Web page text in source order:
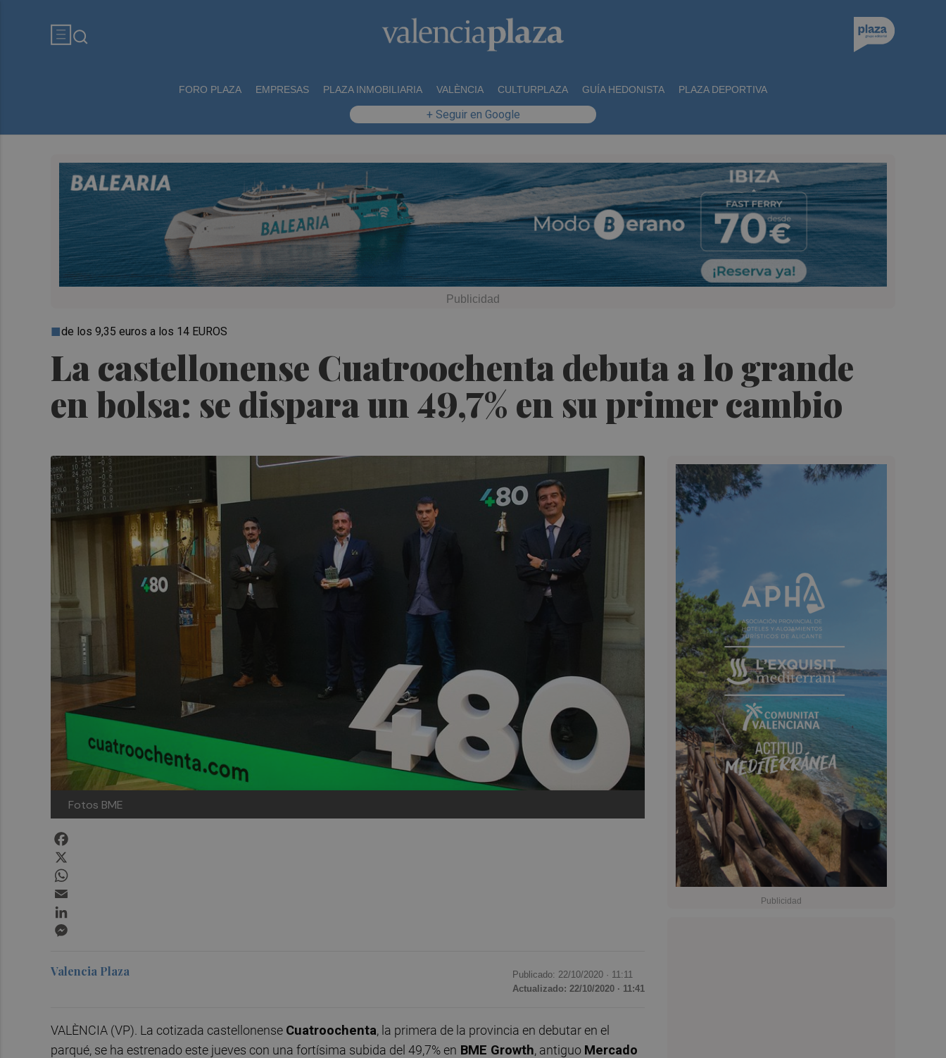
FORO PLAZA EMPRESAS PLAZA INMOBILIARIA VALÈNCIA CULTURPLAZA GUÍA HEDONISTA PLAZA DEPORTIVA
+ Seguir en Google
La castellonense Cuatroochenta debuta a lo grande
en bolsa: se dispara un 49,7% en su primer cambio
de los 9,35 euros a los 14 EUROS
Fotos BME
Valencia Plaza Publicado: 22/10/2020 · 11:11
Actualizado: 22/10/2020 · 11:41
VALÈNCIA (VP). La cotizada castellonense Cuatroochenta, la primera de la provincia en debutar en el
parqué, se ha estrenado este jueves con una fortísima subida del 49,7% en BME Growth, antiguo Mercado